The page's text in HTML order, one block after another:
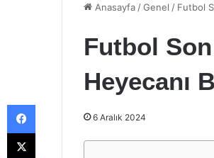
Anasayfa /Genel / Futbol
Futbol
Heyecanı
6 Aralık 2024
Facebook
X